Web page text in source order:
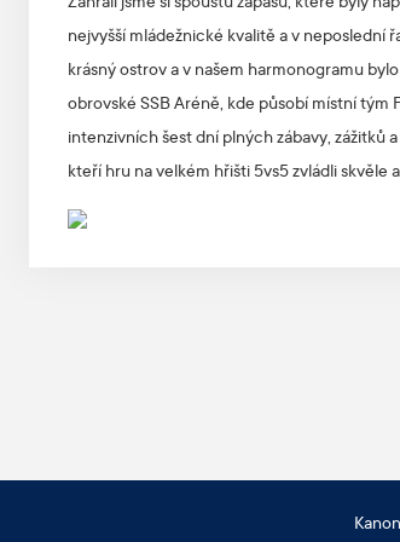
nejvyšší mládežnické kvalitě a v neposlední
krásný ostrov a v našem harmonogramu
obrovské SSB Aréně, kde působí místní tým
intenzivních šest dní plných zábavy, zážitků
kteří hru na velkém hřišti 5vs5 zvládli skvěle